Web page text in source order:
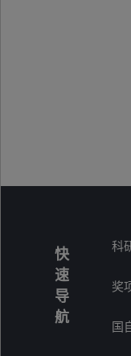
快
速
导
航
科
奖
国